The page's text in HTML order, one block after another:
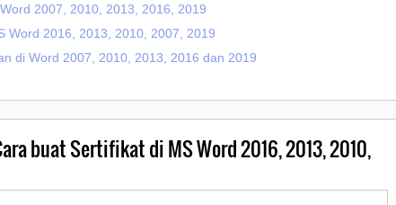
2007, 2010, 2013, 2016, 2019
Word 2016, 2013, 2010, 2007, 2019
di Word 2007, 2010, 2013, 2016 dan 2019
buat Sertifikat di MS Word 2016, 2013, 2010,